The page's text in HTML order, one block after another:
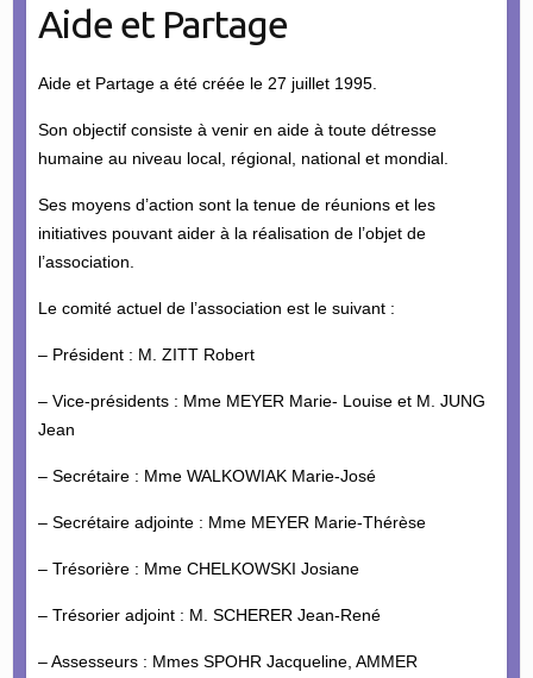
Aide et Partage
Aide et Partage a été créée le 27 juillet 1995.
Son objectif consiste à venir en aide à toute détresse
humaine au niveau local, régional, national et mondial.
Ses moyens d’action sont la tenue de réunions et les
initiatives pouvant aider à la réalisation de l’objet de
l’association.
Le comité actuel de l’association est le suivant :
– Président : M. ZITT Robert
– Vice-présidents : Mme MEYER Marie- Louise et M. JUNG
Jean
– Secrétaire : Mme WALKOWIAK Marie-José
– Secrétaire adjointe : Mme MEYER Marie-Thérèse
– Trésorière : Mme CHELKOWSKI Josiane
– Trésorier adjoint : M. SCHERER Jean-René
– Assesseurs : Mmes SPOHR Jacqueline, AMMER